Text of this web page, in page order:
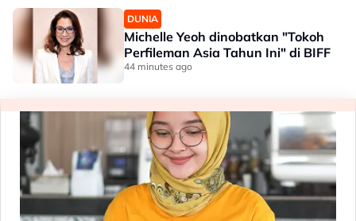
DUNIA
Michelle Yeoh dinobatkan "Tokoh
Perfileman Asia Tahun Ini" di BIFF
44 minutes ago